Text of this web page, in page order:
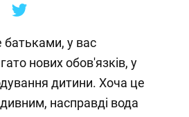
батьками, у вас
нових обов'язків, у
дитини. Хоча це
насправді вода